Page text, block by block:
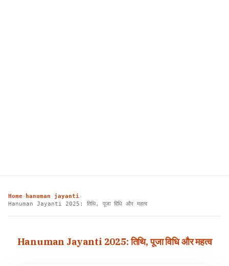
Home› hanuman jayanti›
Hanuman Jayanti 2025: तिथि, पूजा विधि और महत्व
Hanuman Jayanti 2025: तिथि, पूजा विधि और महत्व